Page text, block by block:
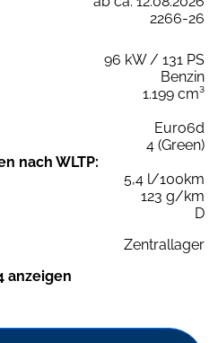
2266-26
96 kW / 131 PS
Benzin
1.199 cm³
Euro6d
4 (Green)
nach WLTP:
5,4 l/100km
123 g/km
D
Zentrallager
anzeigen